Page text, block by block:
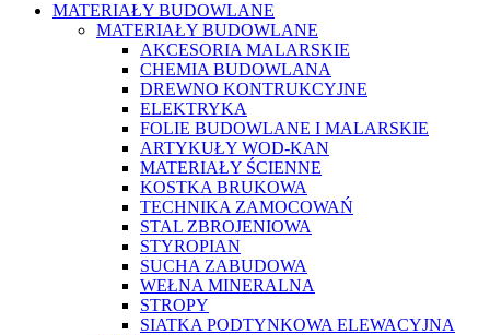
MATERIAŁY BUDOWLANE
MATERIAŁY BUDOWLANE
AKCESORIA MALARSKIE
CHEMIA BUDOWLANA
DREWNO KONTRUKCYJNE
ELEKTRYKA
FOLIE BUDOWLANE I MALARSKIE
ARTYKUŁY WOD-KAN
MATERIAŁY ŚCIENNE
KOSTKA BRUKOWA
TECHNIKA ZAMOCOWAŃ
STAL ZBROJENIOWA
STYROPIAN
SUCHA ZABUDOWA
WEŁNA MINERALNA
STROPY
SIATKA PODTYNKOWA ELEWACYJNA